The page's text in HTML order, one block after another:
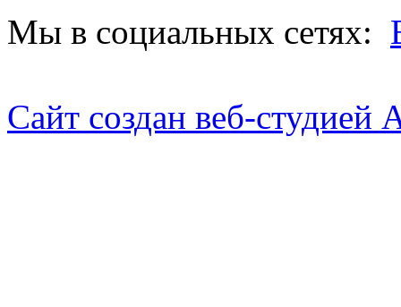
Мы в социальных сетях:
Сайт создан веб-студией